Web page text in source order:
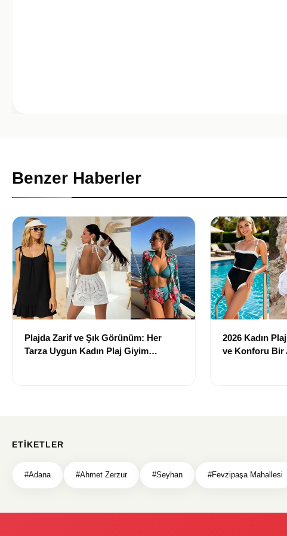
Benzer Haberler
Plajda Zarif ve Şık Görünüm: Her
Tarza Uygun Kadın Plaj Giyim
2026 Kadın
ve Konforu Bir
ETIKETLER
#Adana #Ahmet Zerzur #Seyhan #Fevzipaşa Mahallesi